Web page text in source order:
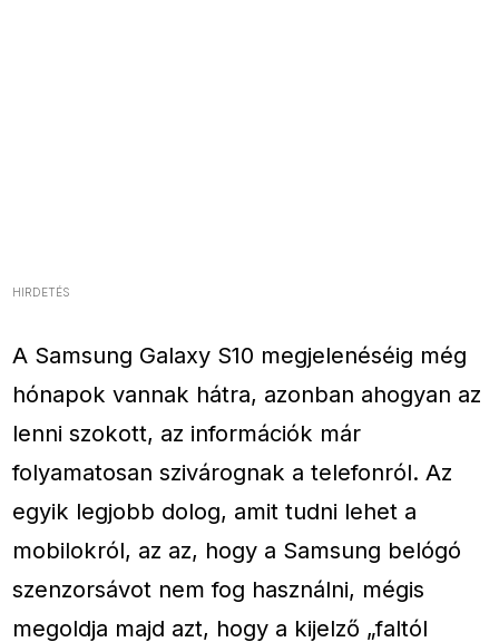
HIRDETÉS
A Samsung Galaxy S10 megjelenéséig még
hónapok vannak hátra, azonban ahogyan az
lenni szokott, az információk már
folyamatosan szivárognak a telefonról. Az
egyik legjobb dolog, amit tudni lehet a
mobilokról, az az, hogy a Samsung belógó
szenzorsávot nem fog használni, mégis
megoldja majd azt, hogy a kijelző „faltól